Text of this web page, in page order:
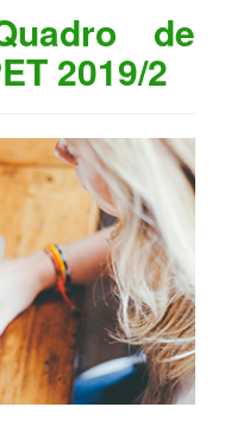
de
2019/2